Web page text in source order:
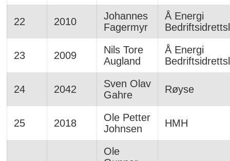
22 2010
Johannes
Fagermyr
Å Energi
23 2009
Nils Tore
Augland
Å Energi
24 2042
Sven Olav
Gahre
Røyse
25 2018
Ole Petter
Johnsen
HMH
Ole